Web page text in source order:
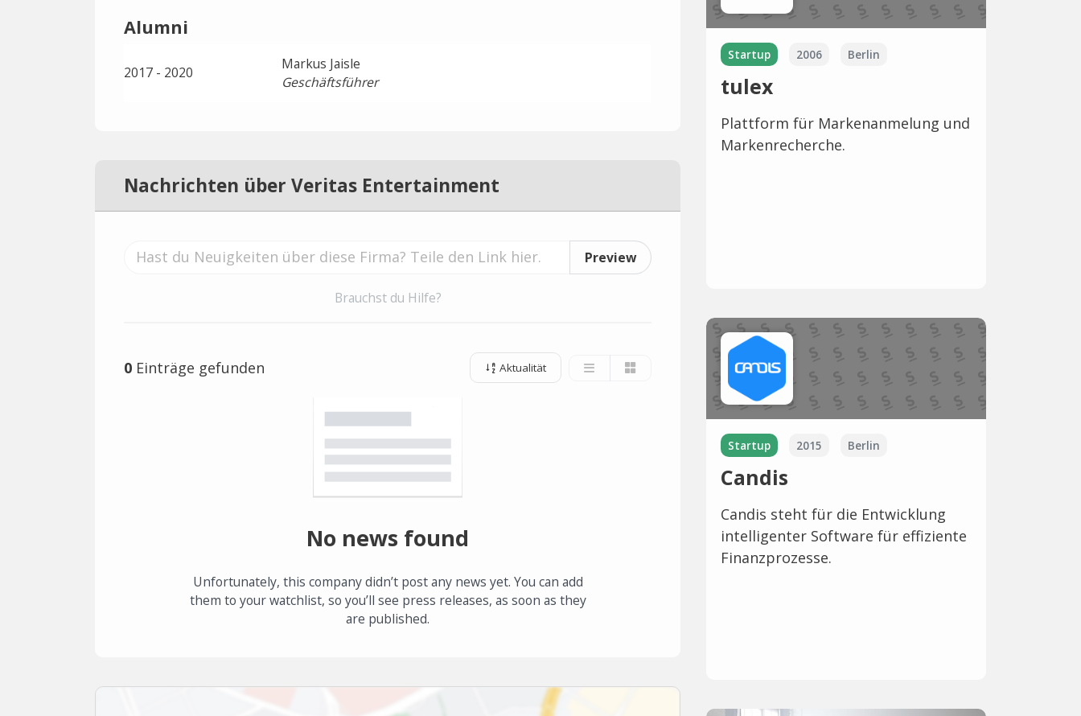
Alumni
2017 - 2020
Markus Jaisle
Geschäftsführer
Nachrichten über Veritas Entertainment
Preview
Brauchst du Hilfe?
0 Einträge gefunden Aktualität
No news found
Unfortunately, this company didn’t post any news yet. You can add
them to your watchlist, so you’ll see press releases, as soon as they
are published.
Startup 2006 Berlin
tulex
Plattform für Markenanmelung und
Markenrecherche.
Startup 2015 Berlin
Candis
Candis steht für die Entwicklung
intelligenter Software für effiziente
Finanzprozesse.